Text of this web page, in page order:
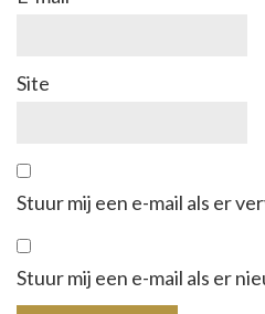
Site
Stuur mij een e-mail als er
Stuur mij een e-mail als er